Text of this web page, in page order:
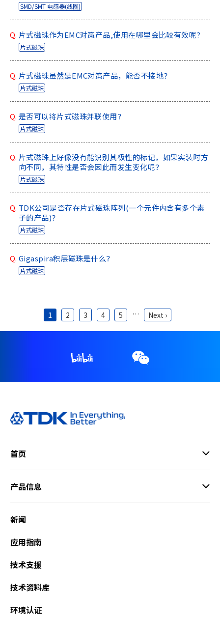
SMD/SMT 电感器(线圈)
Q. 片式磁珠作为EMC对策产品,使用在哪里会比较有效呢?
片式磁珠
Q. 片式磁珠虽然是EMC对策产品，能否不接地？
片式磁珠
Q. 是否可以将片式磁珠并联使用？
片式磁珠
Q. 片式磁珠上好像没有能识别其极性的标记，如果实装时方
向不同，其特性是否会因此而发生变化呢？
片式磁珠
Q. TDK公司是否存在片式磁珠阵列(一个元件内含有多个素
子的产品)？
片式磁珠
Q. Gigaspira积层磁珠是什么？
片式磁珠
当前页
1 页面
2 页面
3 页面
4 页面
5 … 下一页
Next ›
首页
产品信息
新闻
应用指南
技术支援
技术资料库
环境认证